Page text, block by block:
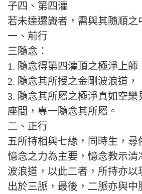
子四、第四灌
若未達遷識者，需與其随順之
一、前行
三隨念：
1. 隨念得第四灌頂之極淨上師
2. 隨念其所授之金剛波浪道，
3. 隨念其所屬之極淨真如空樂
座間，專一隨念其所屬。
二、正行
五所持相與七緣，同時生，尋
憶念之力為主要，憶念教示清
波浪道，以此二者，所持亦以
出於三脈，最後，二脈亦與中